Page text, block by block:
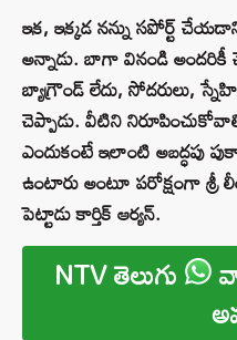
ఇక, ఇక్కడ నన్ను సపోర్ట్
అన్నాడు. బాగా వినండి అందరికీ
బ్యాగ్రౌండ్ లేదు, సోదరులు,
చెప్పాడు. వీటిని
ఎందుకంటే ఇలాంటి అబద్ధపు
ఉంటారు అంటూ పరోక్షంగా శ్రీ
పెట్టాడు కార్తిక్ ఆర్యన్.
NTV తెలుగు